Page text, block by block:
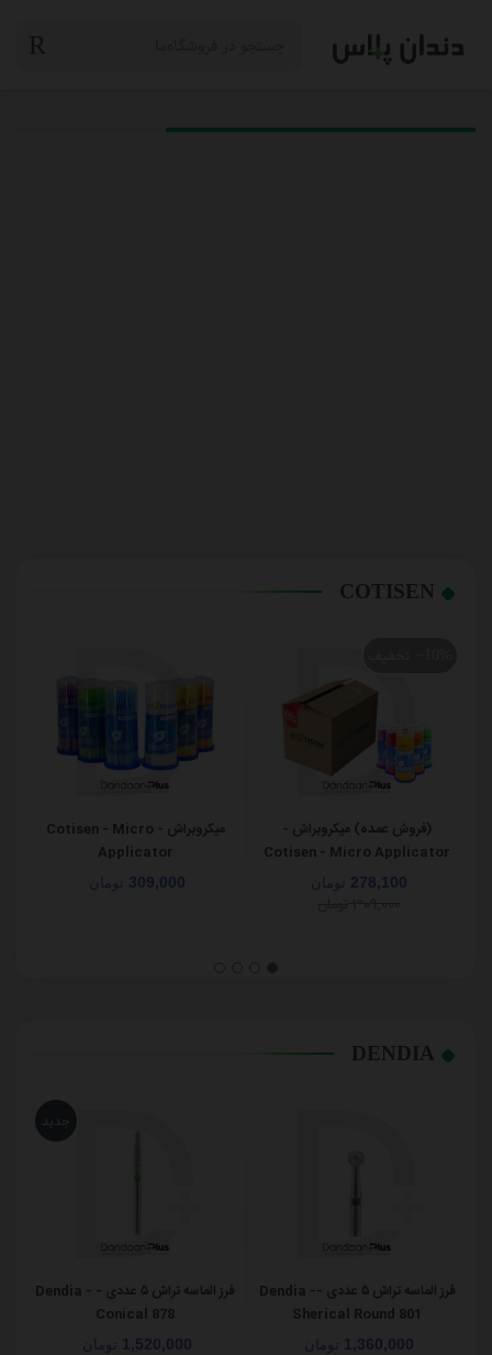
COTISEN
(فروش عمده) میکروبراش -
Cotisen - Micro Applicator
278,100 تومان
میکروبراش - Cotisen - Micro
Applicator
309,000 تومان
DENDIA
فرز الماسه تراش ۵ عددی -Dendia -
Sherical Round 801
1,360,000 تومان
جدید
فرز الماسه تراش ۵ عددی - Dendia -
Conical 878
1,520,000 تومان